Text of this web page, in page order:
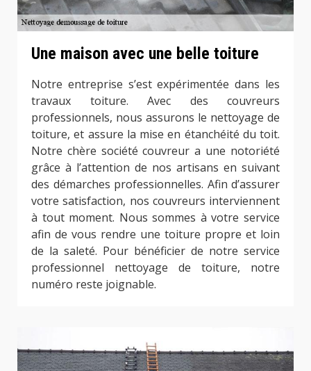
Une maison avec une belle toiture
Notre entreprise s’est expérimentée dans les
travaux toiture. Avec des couvreurs
professionnels, nous assurons le nettoyage de
toiture, et assure la mise en étanchéité du toit.
Notre chère société couvreur a une notoriété
grâce à l’attention de nos artisans en suivant
des démarches professionnelles. Afin d’assurer
votre satisfaction, nos couvreurs interviennent
à tout moment. Nous sommes à votre service
afin de vous rendre une toiture propre et loin
de la saleté. Pour bénéficier de notre service
professionnel nettoyage de toiture, notre
numéro reste joignable.